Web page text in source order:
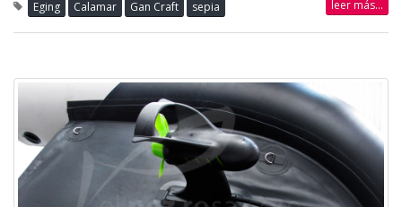
Eging Calamar Gan Craft sepia leer más...